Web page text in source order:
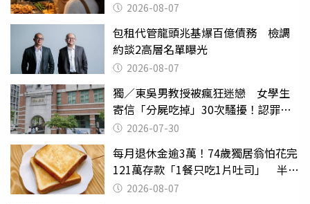
2026-08-07
包租代管龍頭兆基爆百億債務 檢調
約談2高層名單曝光
2026-08-07
獨／東吳男教授被瘋狂迷戀 女學生
寄信「分屍吃掉」30次騷擾！認罪免
關 2026-07-30
每月退休金逾3萬！74歲獨居翁怕花完
121萬存款「1餐只吃1片吐司」 半年
後暴瘦嚇壞女兒
2026-08-07